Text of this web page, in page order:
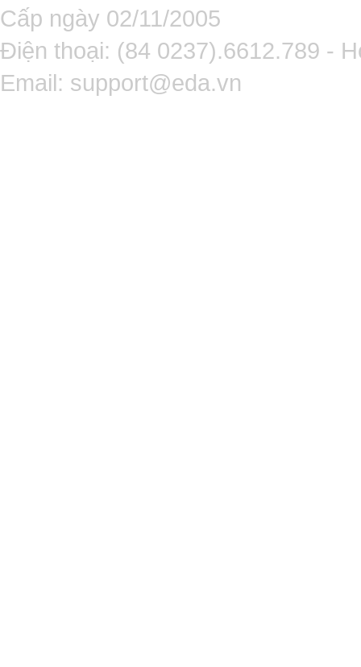
Cấp ngày 02/11/2005
Điện thoại: (84 0237).6612.789 -
Email: support@eda.vn